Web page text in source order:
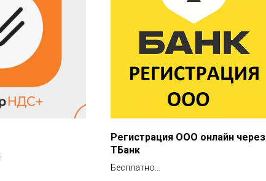
Регистрация ООО онлайн через
ТБанк
Бесплатно